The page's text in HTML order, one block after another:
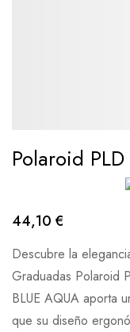
Polaroid
44,10 €
Descubre la
Graduadas Polaroid
BLUE AQUA aporta
que su diseño